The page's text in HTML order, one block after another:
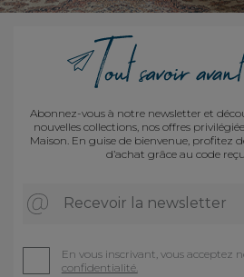
Abonnez-vous à notre newsletter et
nouvelles collections, nos offres
Maison. En guise de bienvenue, profitez
d’achat grâce au code
Recevoir la newsletter
En vous inscrivant, vous acceptez
confidentialité.